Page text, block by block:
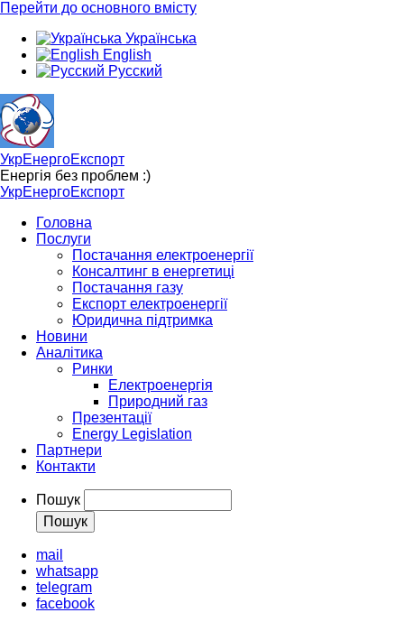
Перейти до основного вмісту
Українська
English
Русский
УкрЕнергоЕкспорт
Енергія без проблем :)
УкрЕнергоЕкспорт
Головна
Послуги
Постачання електроенергії
Консалтинг в енергетиці
Постачання газу
Експорт електроенергії
Юридична підтримка
Новини
Аналітика
Ринки
Електроенергія
Природний газ
Презентації
Energy Legislation
Партнери
Контакти
Пошук
mail
whatsapp
telegram
facebook